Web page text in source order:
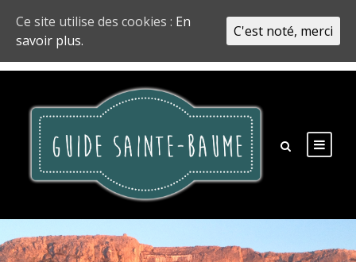
Ce site utilise des cookies : En
savoir plus.
C'est noté, merci